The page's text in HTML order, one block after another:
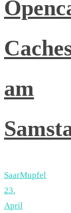
am
SaarMupfel
23.
April